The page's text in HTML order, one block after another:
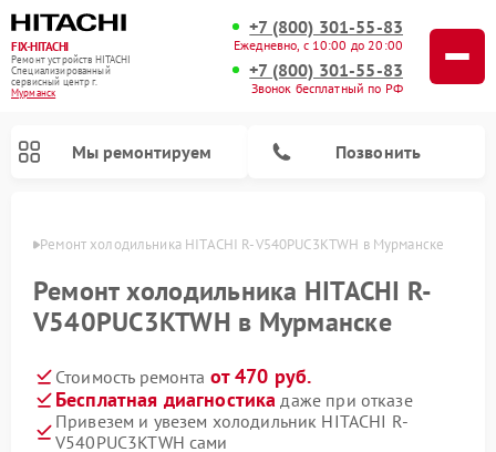
FIX-HITACHI
Ремонт устройств HITACHI
Специализированный
cервисный центр г.
Мурманск
+7 (800) 301-55-83
Ежедневно, с 10:00 до 20:00
+7 (800) 301-55-83
Звонок бесплатный по РФ
Мы ремонтируем Позвонить
Ремонт холодильника HITACHI R-V540PUC3KTWH в Мурманске
Ремонт холодильника HITACHI R-
V540PUC3KTWH в Мурманске
Стоимость ремонта от 470 руб.
Бесплатная диагностика даже при отказе
Привезем и увезем холодильник HITACHI R-
V540PUC3KTWH сами